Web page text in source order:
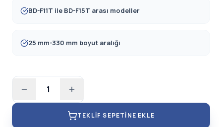
BD-F11T ile BD-F15T arası modeller
25 mm-330 mm boyut aralığı
1
TEKLIF SEPETINE EKLE